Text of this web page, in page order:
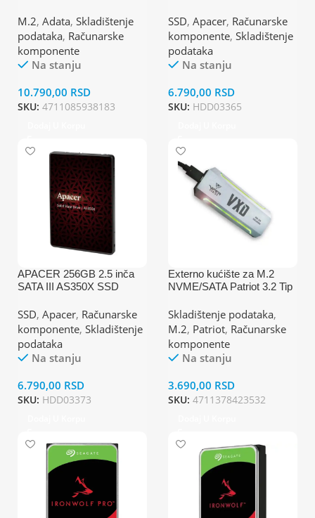
M.2, Adata, Skladištenje
podataka, Računarske
komponente
Na stanju
10.790,00 RSD
SKU: 4711085938183
SSD, Apacer, Računarske
komponente, Skladištenje
podataka
Na stanju
6.790,00 RSD
SKU: HDD03365
APACER 256GB 2.5 inča
SATA III AS350X SSD
SSD, Apacer, Računarske
komponente, Skladištenje
podataka
Na stanju
6.790,00 RSD
SKU: HDD03373
Externo kućište za M.2
NVME/SATA Patriot 3.2 Tip
PV860UPRGM
Skladištenje podataka,
M.2, Patriot, Računarske
komponente
Na stanju
3.690,00 RSD
SKU: 4711378423532